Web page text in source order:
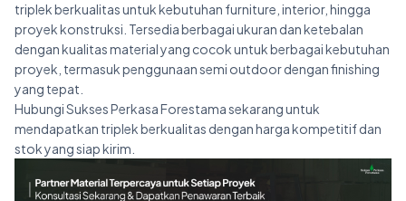
triplek berkualitas untuk kebutuhan furniture, interior, hingga
proyek konstruksi. Tersedia berbagai ukuran dan ketebalan
dengan kualitas material yang cocok untuk berbagai kebutuhan
proyek, termasuk penggunaan semi outdoor dengan finishing
yang tepat.
Hubungi Sukses Perkasa Forestama sekarang untuk
mendapatkan triplek berkualitas dengan harga kompetitif dan
stok yang siap kirim.